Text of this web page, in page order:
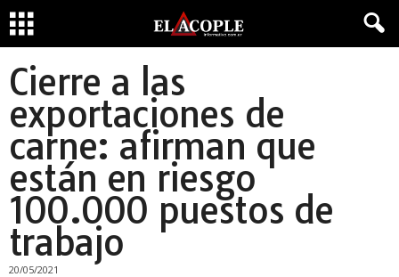
Cierre a las
exportaciones de
carne: afirman que
están en riesgo
100.000 puestos de
trabajo
20/05/2021